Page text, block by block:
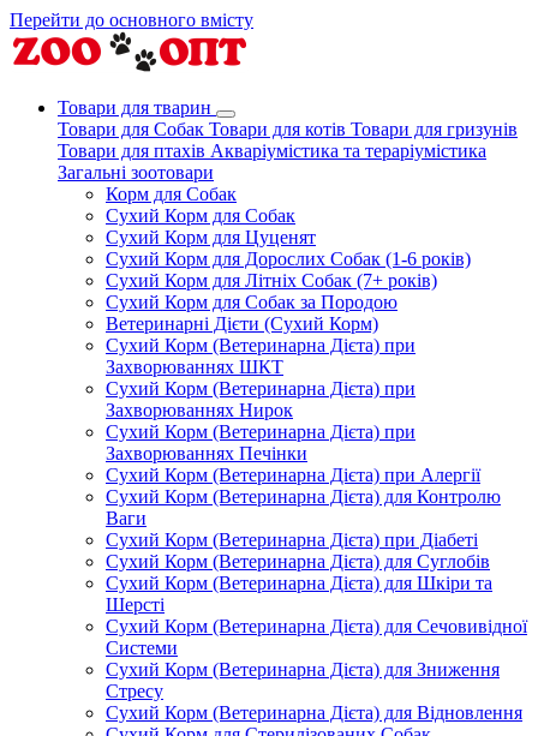
Перейти до основного вмісту
Товари для тварин
Товари для Собак Товари для котів Товари для гризунів
Товари для птахів Акваріумістика та тераріумістика
Загальні зоотовари
Корм для Собак
Сухий Корм для Собак
Сухий Корм для Цуценят
Сухий Корм для Дорослих Собак (1-6 років)
Сухий Корм для Літніх Собак (7+ років)
Сухий Корм для Собак за Породою
Ветеринарні Дієти (Сухий Корм)
Сухий Корм (Ветеринарна Дієта) при
Захворюваннях ШКТ
Сухий Корм (Ветеринарна Дієта) при
Захворюваннях Нирок
Сухий Корм (Ветеринарна Дієта) при
Захворюваннях Печінки
Сухий Корм (Ветеринарна Дієта) при Алергії
Сухий Корм (Ветеринарна Дієта) для Контролю
Ваги
Сухий Корм (Ветеринарна Дієта) при Діабеті
Сухий Корм (Ветеринарна Дієта) для Суглобів
Сухий Корм (Ветеринарна Дієта) для Шкіри та
Шерсті
Сухий Корм (Ветеринарна Дієта) для Сечовивідної
Системи
Сухий Корм (Ветеринарна Дієта) для Зниження
Стресу
Сухий Корм (Ветеринарна Дієта) для Відновлення